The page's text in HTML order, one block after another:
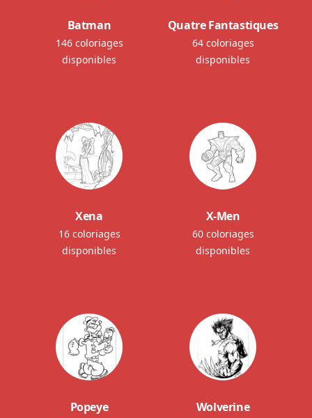
Batman
146 coloriages
disponibles
Quatre Fantastiques
64 coloriages
disponibles
Xena
16 coloriages
disponibles
X-Men
60 coloriages
disponibles
Popeye Wolverine